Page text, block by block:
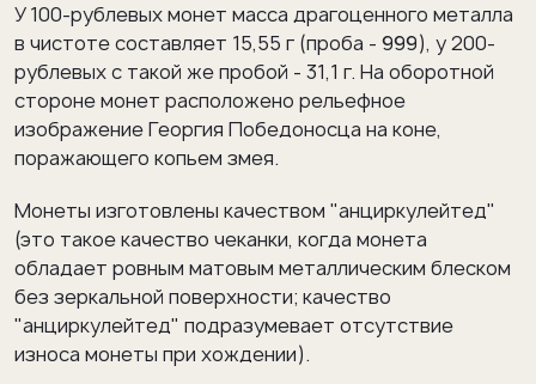
У 100-рублевых монет масса драгоценного металла
в чистоте составляет 15,55 г (проба - 999), у 200-
рублевых с такой же пробой - 31,1 г. На оборотной
стороне монет расположено рельефное
изображение Георгия Победоносца на коне,
поражающего копьем змея.
Монеты изготовлены качеством "анциркулейтед"
(это такое качество чеканки, когда монета
обладает ровным матовым металлическим блеском
без зеркальной поверхности; качество
"анциркулейтед" подразумевает отсутствие
износа монеты при хождении).